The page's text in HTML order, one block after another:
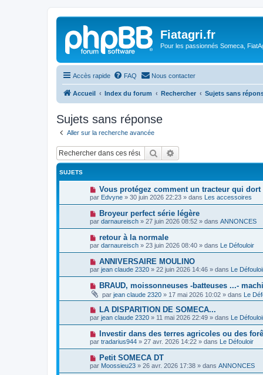
Fiatagri.fr
Pour les passionnés Someca,
Accès rapide FAQ Nous contacter
Accueil Index du forum Rechercher Sujets sans
Sujets sans réponse
Aller sur la recherche avancée
Rechercher
SUJETS
N
o
u
v
e
a
u
m
e
s
a
g
e
Vous protégez comment un tracteur qui
par Edvyne » 30 juin 2026 22:23 » dans Les accessoires
N
o
u
e
a
u
m
e
s
s
a
g
e
Broyeur perfect série légère
par darnaureisch » 27 juin 2026 08:52 » dans ANNONCES
N
o
u
e
a
u
m
e
s
s
a
g
e
retour à la normale
par darnaureisch » 23 juin 2026 08:40 » dans Le Défouloir
N
o
u
v
e
a
u
e
s
s
a
g
e
ANNIVERSAIRE MOULINO
par jean claude 2320 » 22 juin 2026 14:46 » dans Le
N
u
v
e
a
u
m
e
s
s
a
g
BRAUD, moissonneuses -batteuses ...-
par jean claude 2320 » 17 mai 2026 10:02 » dans Le
N
o
u
v
e
a
u
m
e
s
LA DISPARITION DE SOMECA...
par jean claude 2320 » 11 mai 2026 22:49 » dans Le
N
o
u
v
e
a
Investir dans des terres agricoles ou des
par tradarius944 » 27 avr. 2026 14:22 » dans Le Défouloir
N
o
u
Petit SOMECA DT
par Moossieu23 » 26 avr. 2026 17:38 » dans ANNONCES